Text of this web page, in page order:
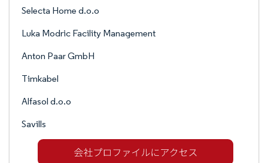
Selecta Home d.o.o
Luka Modric Facility Management
Anton Paar GmbH
Timkabel
Alfasol d.o.o
Savills